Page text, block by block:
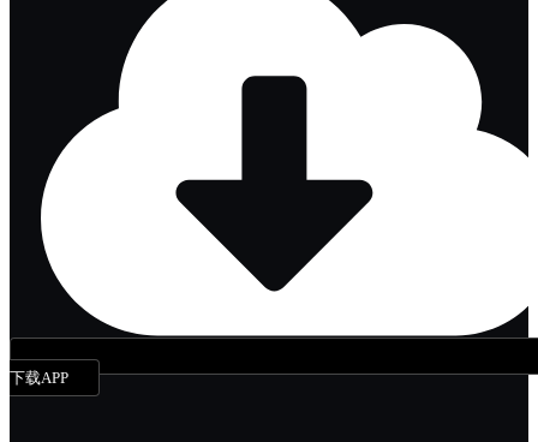
下载APP